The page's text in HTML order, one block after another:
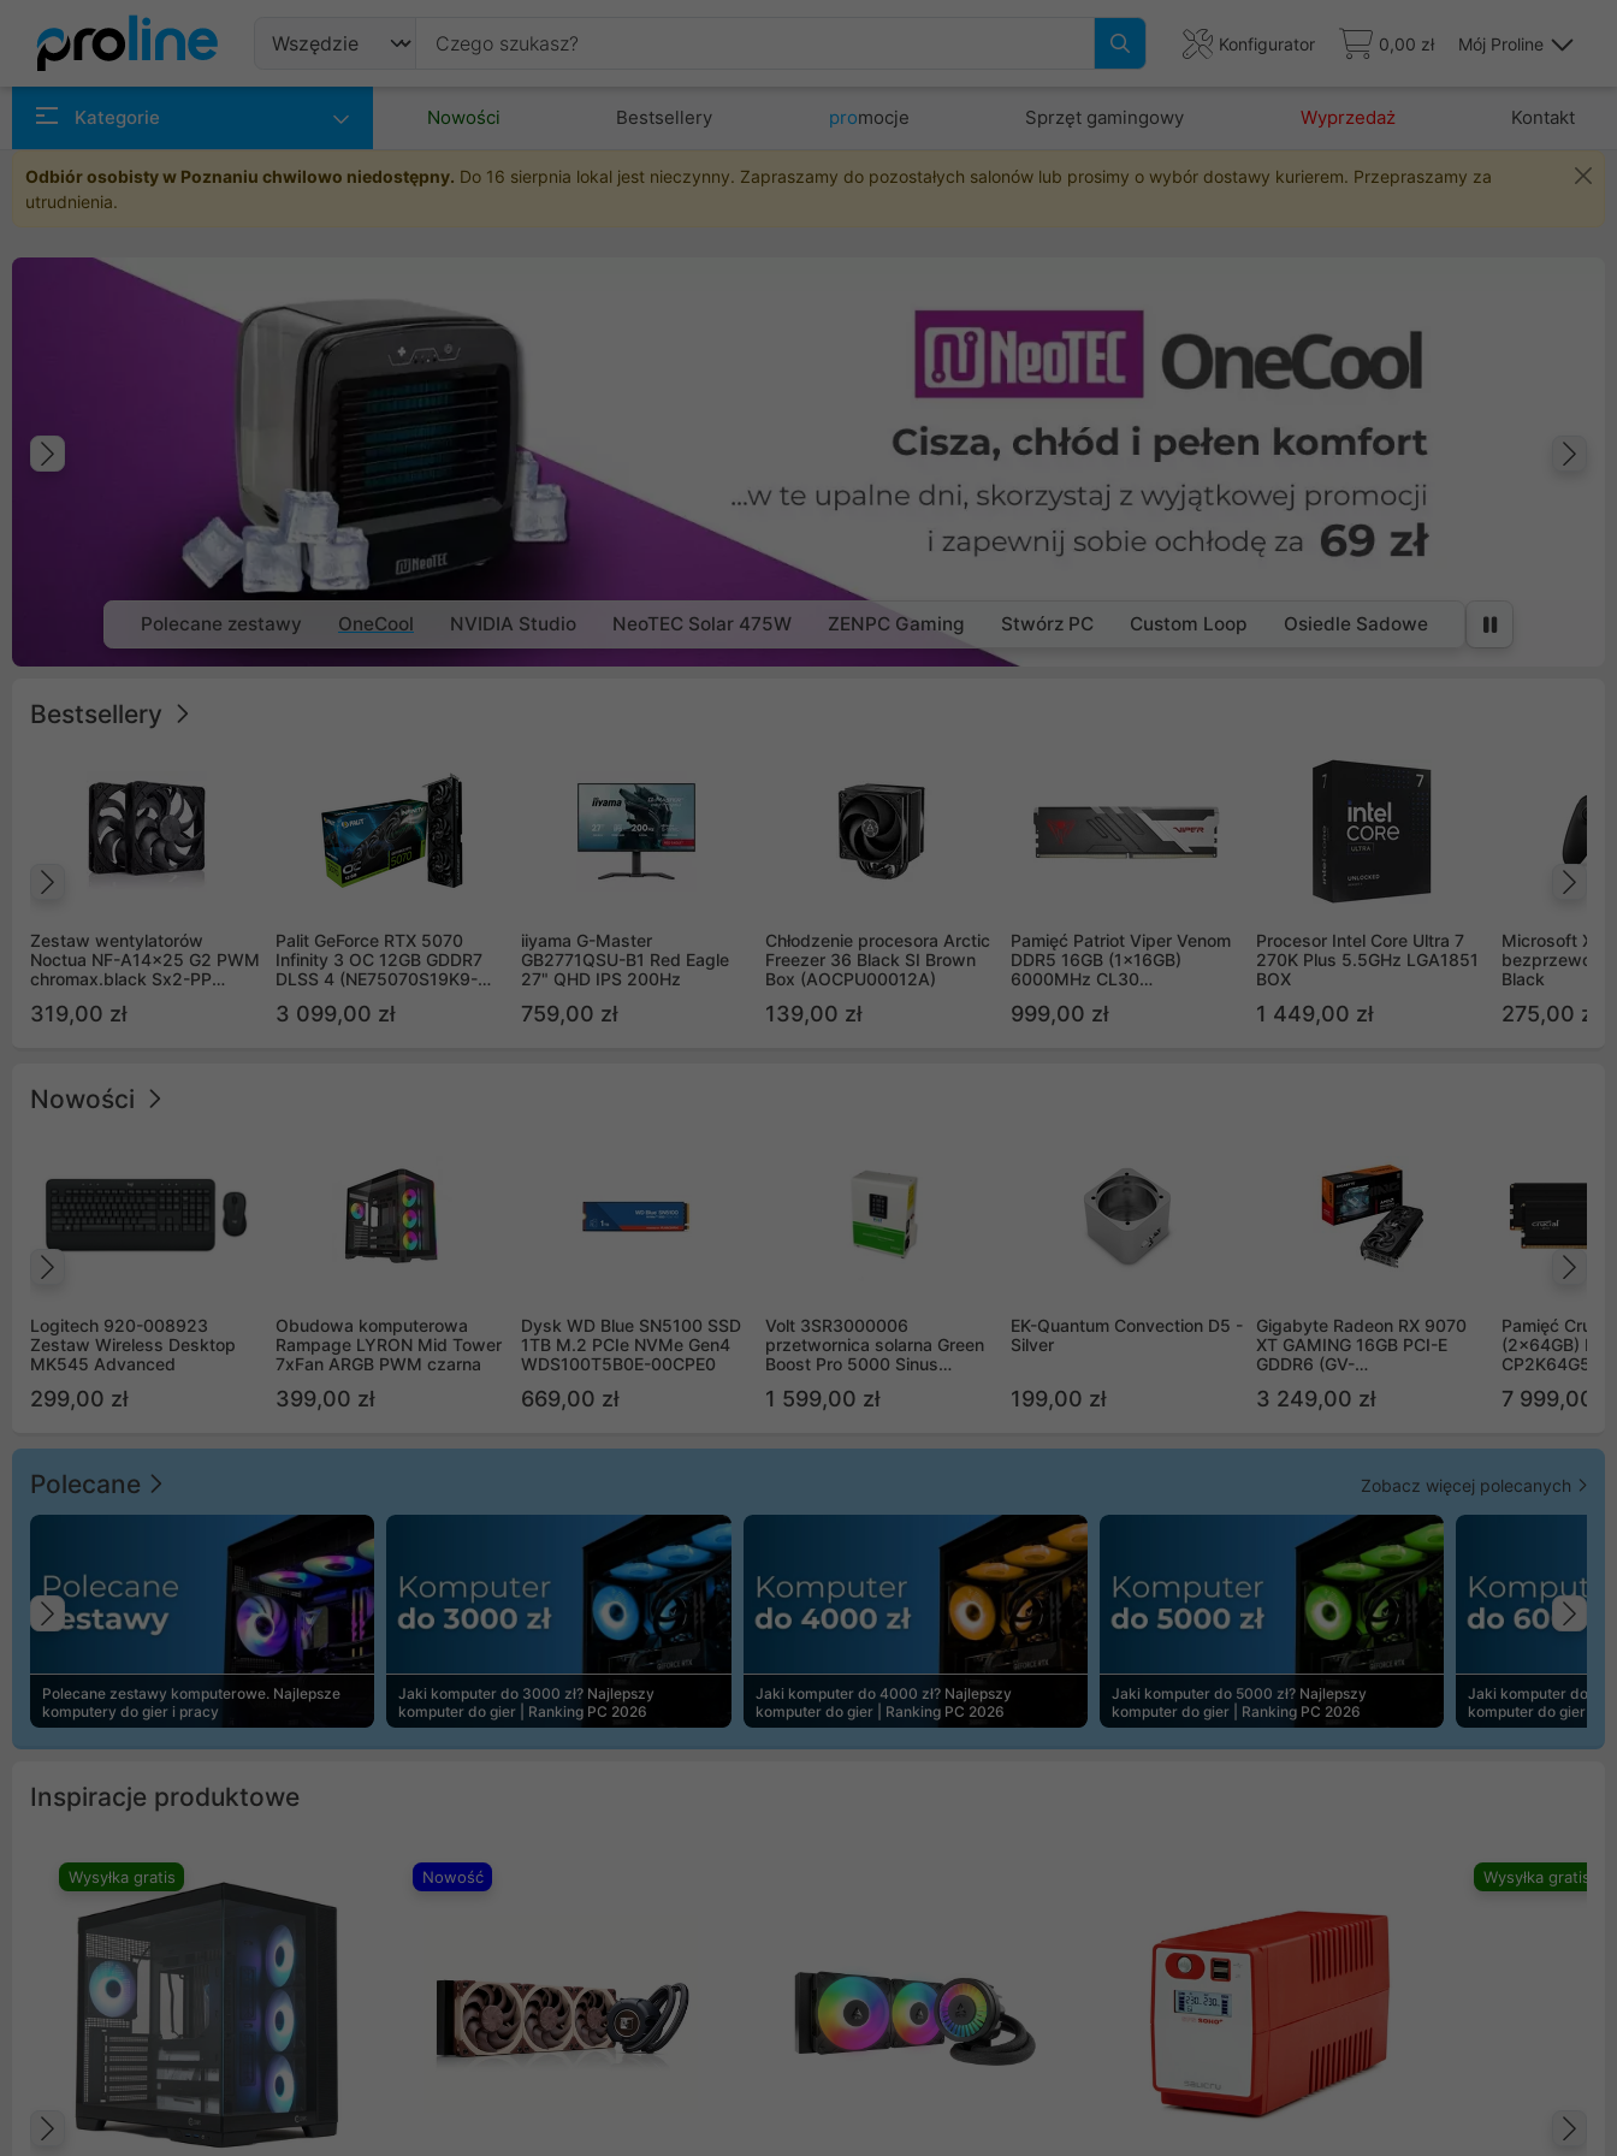
Konfigurator 0,00 zł Mój Proline
Kategorie Nowości Bestsellery promocje Sprzęt gamingowy Wyprzedaż Kontakt
Odbiór osobisty w Poznaniu chwilowo niedostępny. Do 16 sierpnia lokal jest nieczynny. Zapraszamy do pozostałych salonów lub prosimy o wybór dostawy kurierem. Przepraszamy za
utrudnienia.
Poprzedni
Polecane zestawy OneCool NVIDIA Studio NeoTEC Solar 475W ZENPC Gaming Stwórz PC Custom Loop Osiedle Sadowe
Bestsellery
Zestaw wentylatorów
Noctua NF-A14x25 G2 PWM
chromax.black Sx2-PP
(2szt)
319,00 zł
Palit GeForce RTX 5070
Infinity 3 OC 12GB GDDR7
DLSS 4 (NE75070S19K9-
3 099,00 zł
iiyama G-Master
GB2771QSU-B1 Red Eagle
27" QHD IPS 200Hz
759,00 zł
Chłodzenie procesora Arctic
Freezer 36 Black SI Brown
Box (AOCPU00012A)
139,00 zł
Pamięć Patriot Viper Venom
DDR5 16GB (1x16GB)
6000MHz CL30
999,00 zł
Procesor Intel Core Ultra 7
270K Plus 5.5GHz LGA1851
BOX
1 449,00 zł
Microsoft
Black
275,00 zł
Nowości
Logitech 920-008923
Zestaw Wireless Desktop
MK545 Advanced
299,00 zł
Obudowa komputerowa
Rampage LYRON Mid Tower
7xFan ARGB PWM czarna
399,00 zł
Dysk WD Blue SN5100 SSD
1TB M.2 PCIe NVMe Gen4
WDS100T5B0E-00CPE0
669,00 zł
Volt 3SR3000006
przetwornica solarna Green
Boost Pro 5000 Sinus
1 599,00 zł
EK-Quantum Convection D5 -
Silver
199,00 zł
Gigabyte Radeon RX 9070
XT GAMING 16GB PCI-E
GDDR6 (GV-
3 249,00 zł
Pamięć
(2x64GB)
7 999,00 zł
Polecane Zobacz więcej polecanych
Polecane zestawy komputerowe. Najlepsze
komputery do gier i pracy
Jaki komputer do 3000 zł? Najlepszy
komputer do gier | Ranking PC 2026
Jaki komputer do 4000 zł? Najlepszy
komputer do gier | Ranking PC 2026
Jaki komputer do 5000 zł? Najlepszy
komputer do gier | Ranking PC 2026
Jaki komputer do
komputer do gier |
Poprzedni
Inspiracje produktowe
Wysyłka gratis Nowość Wysyłka gratis